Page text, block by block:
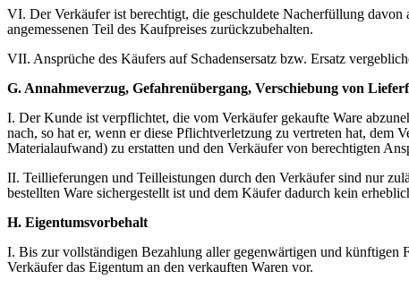
VI. Der Verkäufer ist berechtigt, die geschuldete Nacherfüllung
angemessenen Teil des Kaufpreises zurückzubehalten.
VII. Ansprüche des Käufers auf Schadensersatz bzw. Ersatz
G. Annahmeverzug, Gefahrenübergang, Verschiebung von
I. Der Kunde ist verpflichtet, die vom Verkäufer gekaufte Ware
nach, so hat er, wenn er diese Pflichtverletzung zu vertreten hat, dem
Materialaufwand) zu erstatten und den Verkäufer von berechtigten
II. Teillieferungen und Teilleistungen durch den Verkäufer sind nur
bestellten Ware sichergestellt ist und dem Käufer dadurch kein
H. Eigentumsvorbehalt
I. Bis zur vollständigen Bezahlung aller gegenwärtigen und künftigen
Verkäufer das Eigentum an den verkauften Waren vor.